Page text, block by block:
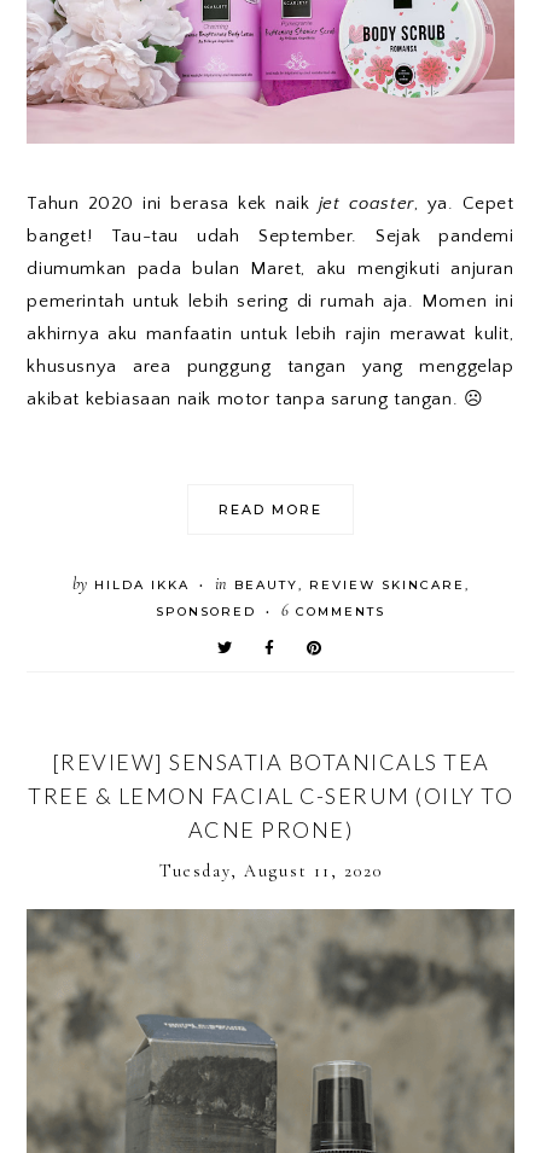
Tahun 2020 ini berasa kek naik jet coaster, ya. Cepet
banget! Tau-tau udah September. Sejak pandemi
diumumkan pada bulan Maret, aku mengikuti anjuran
pemerintah untuk lebih sering di rumah aja. Momen ini
akhirnya aku manfaatin untuk lebih rajin merawat kulit,
khususnya area punggung tangan yang menggelap
akibat kebiasaan naik motor tanpa sarung tangan. ☹
READ MORE
by HILDA IKKA • in BEAUTY, REVIEW SKINCARE ,
SPONSORED
• 6 COMMENTS
[REVIEW] SENSATIA BOTANICALS TEA
TREE & LEMON FACIAL C-SERUM (OILY TO
ACNE PRONE)
Tuesday, August 11, 2020